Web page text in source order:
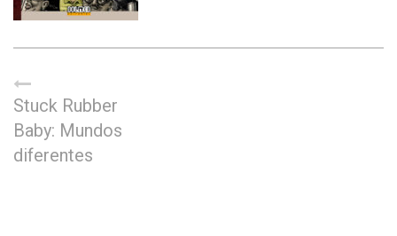
Stuck Rubber
Baby: Mundos
diferentes